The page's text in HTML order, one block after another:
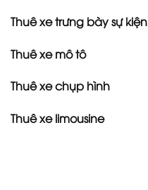
Thuê xe trưng bày sự kiện
Thuê xe mô tô
Thuê xe chụp hình
Thuê xe limousine